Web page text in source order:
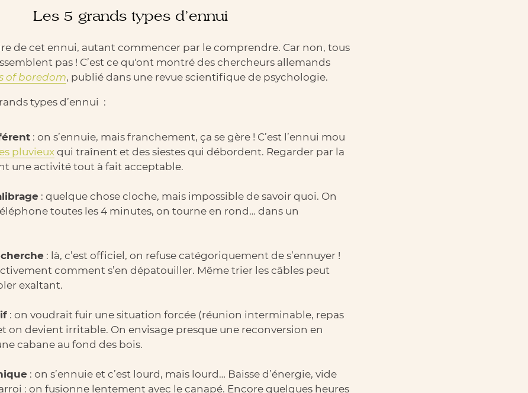
Les 5 grands types d’ennui
de cet ennui, autant commencer par le comprendre. Car non, tous
pas ! C’est ce qu'ont montré des chercheurs allemands
of boredom, publié dans une revue scientifique de psychologie.
types d’ennui :
: on s’ennuie, mais franchement, ça se gère ! C’est l’ennui mou
pluvieux qui traînent et des siestes qui débordent. Regarder par la
une activité tout à fait acceptable.
: quelque chose cloche, mais impossible de savoir quoi. On
toutes les 4 minutes, on tourne en rond… dans un
: là, c’est officiel, on refuse catégoriquement de s’ennuyer !
comment s’en dépatouiller. Même trier les câbles peut
exaltant.
: on voudrait fuir une situation forcée (réunion interminable, repas
on devient irritable. On envisage presque une reconversion en
cabane au fond des bois.
: on s’ennuie et c’est lourd, mais lourd… Baisse d’énergie, vide
: on fusionne lentement avec le canapé. Encore quelques heures